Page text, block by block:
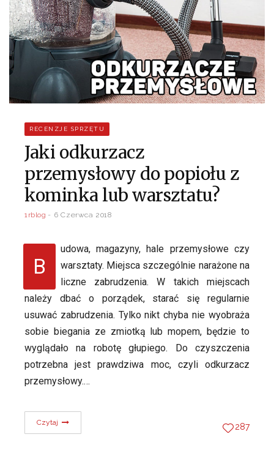
RECENZJE SPRZĘTU
Jaki odkurzacz
przemysłowy do popiołu z
kominka lub warsztatu?
1rblog 6 Czerwca 2018
B
udowa, magazyny, hale przemysłowe czy
warsztaty. Miejsca szczególnie narażone na
liczne zabrudzenia. W takich miejscach
należy dbać o porządek, starać się regularnie
usuwać zabrudzenia. Tylko nikt chyba nie wyobraża
sobie biegania ze zmiotką lub mopem, będzie to
wyglądało na robotę głupiego. Do czyszczenia
potrzebna jest prawdziwa moc, czyli odkurzacz
przemysłowy.…
Czytaj 287